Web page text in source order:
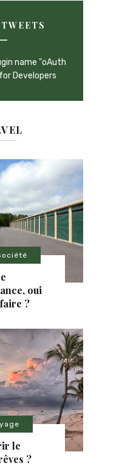
name "oAuth
Developers
oui
?
le
?